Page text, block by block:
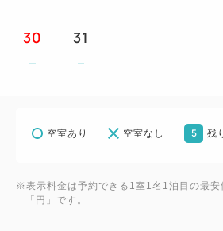
③朝食券2枚で夕食バイキングへ
④3連泊ではスイーツバイキング
⑤お一人様一泊につき1本ミネラ
※④は連泊のプラン内容の併用は
30 31
空室あり 空室なし 5 残
※表示料金は予約できる1室1名1泊目の最安
「円」です。